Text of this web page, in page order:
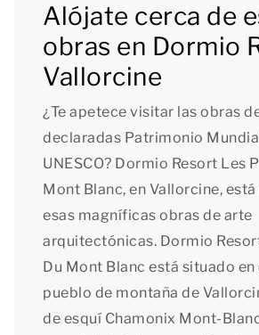
Alójate cerca de
obras en Dormio
Vallorcine
¿Te apetece visitar las obras
declaradas Patrimonio
UNESCO? Dormio Resort Les
Mont Blanc, en Vallorcine,
esas magníficas obras de arte
arquitectónicas. Dormio
Du Mont Blanc está situado en
pueblo de montaña de
de esquí Chamonix Mont-